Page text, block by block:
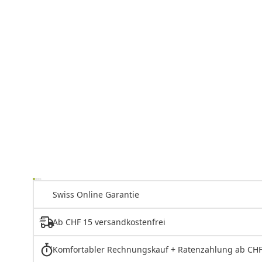
Swiss Online Garantie
Ab CHF 15 versandkostenfrei
Komfortabler Rechnungskauf + Ratenzahlung ab